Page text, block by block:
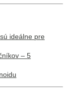
ideálne pre
– 5